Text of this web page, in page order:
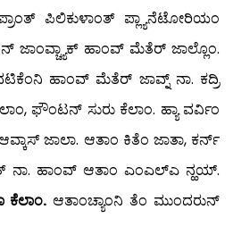
ಪಿಲಿಕುಳಾಂತ್ ಪ್ಲ್ಯಾನೆಟೋರಿಯಂ
ಜಾಂವ್ಚ್ಯಾಕ್ ಹಾಂವ್ ಮೆತೆರ್ ಜಾಲ್ಲೊಂ.
ಹಾಂವ್ ಮೆತೆರ್ ಜಾವ್ನ್ ನಾ. ಕದ್ರಿ
ಫೌಂಟನ್ ಸುರು ಕೆಲಾಂ. ಹ್ಯಾ ವರ್ವಿಂ
ಜಾಲಾ. ಆತಾಂ ಕಿತೆಂ ಜಾತಾ, ಕರ್ನ್
ನಾ. ಹಾಂವ್ ಆತಾಂ ಎಂಎಲ್‍ಎ ನ್ಹಯ್.
ಕೆಲಾಂ. ಆತಾಂಚ್ಯಾಂನಿ ತೆಂ ಮುಂದರುನ್